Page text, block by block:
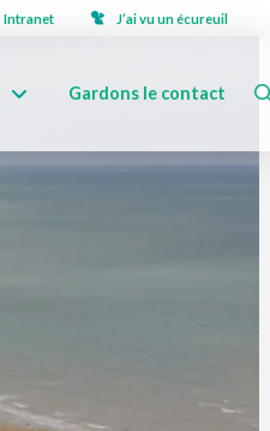
Intranet J’ai vu un écureuil
Gardons le contact